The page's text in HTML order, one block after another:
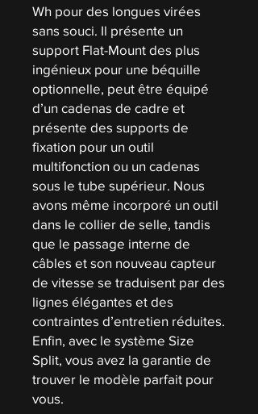
Wh pour des longues virées
sans souci. Il présente un
support Flat-Mount des plus
ingénieux pour une béquille
optionnelle, peut être équipé
d’un cadenas de cadre et
présente des supports de
fixation pour un outil
multifonction ou un cadenas
sous le tube supérieur. Nous
avons même incorporé un outil
dans le collier de selle, tandis
que le passage interne de
câbles et son nouveau capteur
de vitesse se traduisent par des
lignes élégantes et des
contraintes d’entretien réduites.
Enfin, avec le système Size
Split, vous avez la garantie de
trouver le modèle parfait pour
vous.